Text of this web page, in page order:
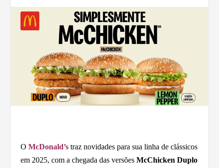
OMcDonald’s traz novidades para sua linha de clássicos
em 2025, com a chegada das versõesMcChicken Duplo